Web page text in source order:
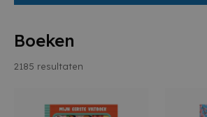
Boeken
2185 resultaten